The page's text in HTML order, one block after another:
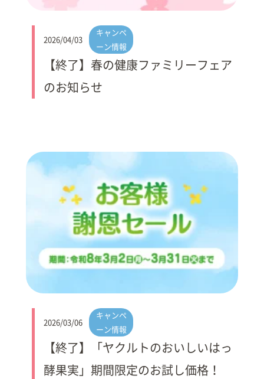
2026/04/03
キャンペ
ーン情報
【終了】春の健康ファミリーフェア
のお知らせ
2026/03/06
キャンペ
ーン情報
【終了】「ヤクルトのおいしいはっ
酵果実」期間限定のお試し価格！